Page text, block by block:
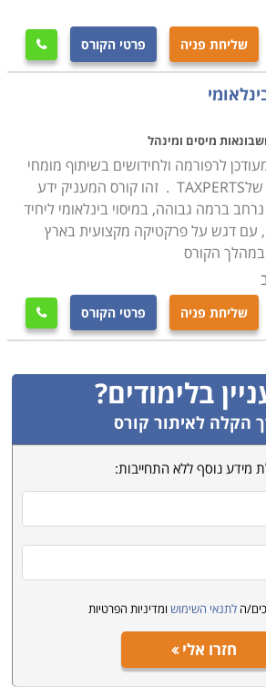
שליחת פניה פרטי הקורס 
מיסים ומינהל
לרפורמה ולחידושים בשיתוף מומחי
המיסים שלTAXPERTS . זהו קורס המעניק ידע
ברמה גבוהה, במיסוי בינלאומי ליחיד
עם דגש על פרקטיקה מקצועית בארץ
במהלך הקורס
שליחת פניה פרטי הקורס 
בלימודים?
הקלה לאיתור קורס
מידע נוסף ללא התחייבות:
ה לתנאי השימוש ומדיניות הפרטיות
חזרו אלי